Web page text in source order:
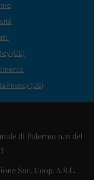
(UE)
Privacy (UE)
di Palermo n.11 del
Soc. Coop. A.R.L.